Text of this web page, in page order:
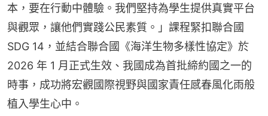
本，要在行動中體驗。我們堅持為學生提供真實平台
與觀眾，讓他們實踐公民素質。」課程緊扣聯合國
SDG 14，並結合聯合國《海洋生物多樣性協定》於
2026 年 1 月正式生效、我國成為首批締約國之一的
時事，成功將宏觀國際視野與國家責任感春風化雨般
植入學生心中。